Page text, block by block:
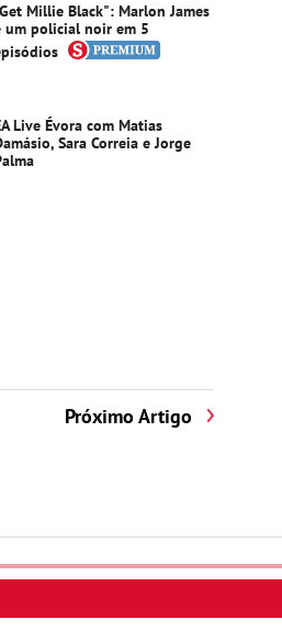
Millie Black": Marlon James
um policial noir em 5
Live Évora com Matias
Sara Correia e Jorge
Próximo Artigo